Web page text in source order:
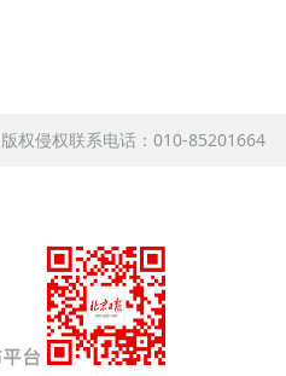
权侵权联系电话：010-85201664